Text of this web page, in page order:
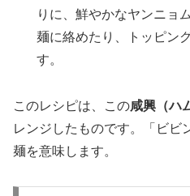
りに、鮮やかなヤンニョ
麺に絡めたり、トッピン
す。
このレシピは、この咸興（ハ
レンジしたものです。「ビビ
麺を意味します。